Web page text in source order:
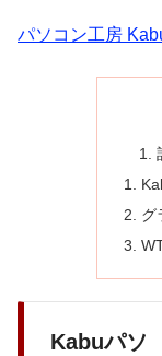
パソコン工房
グ
Kabuパソ